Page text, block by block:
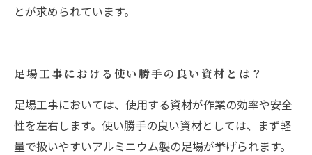
とが求められています。
足場工事における使い勝手の良い資材とは？
足場工事においては、使用する資材が作業の効率や安全
性を左右します。使い勝手の良い資材としては、まず軽
量で扱いやすいアルミニウム製の足場が挙げられます。